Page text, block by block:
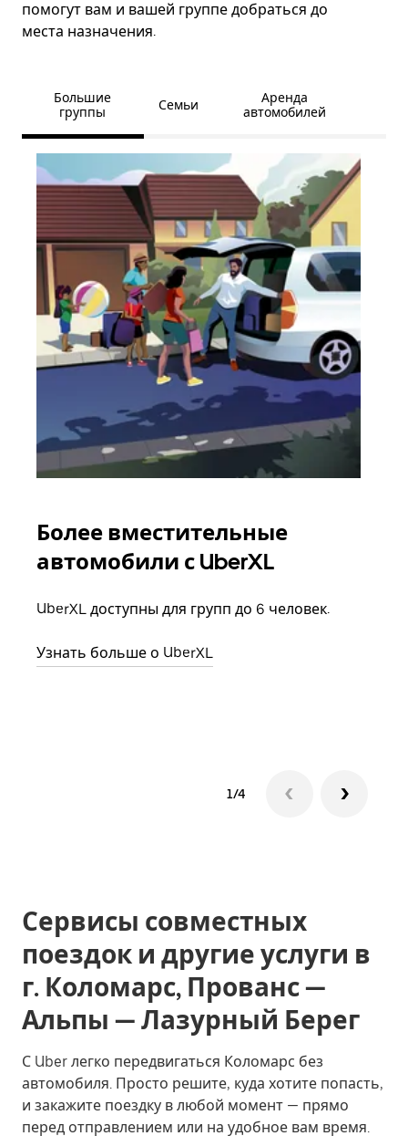
помогут вам и вашей группе добраться до
места назначения.
Большие
группы
Семьи
Аренда
автомобилей
Более вместительные
автомобили с UberXL
UberXL доступны для групп до 6 человек.
Узнать больше о UberXL
1/4
Сервисы совместных
поездок и другие услуги в
г. Коломарс, Прованс —
Альпы — Лазурный Берег
С Uber легко передвигаться Коломарс без
автомобиля. Просто решите, куда хотите попасть,
и закажите поездку в любой момент — прямо
перед отправлением или на удобное вам время.